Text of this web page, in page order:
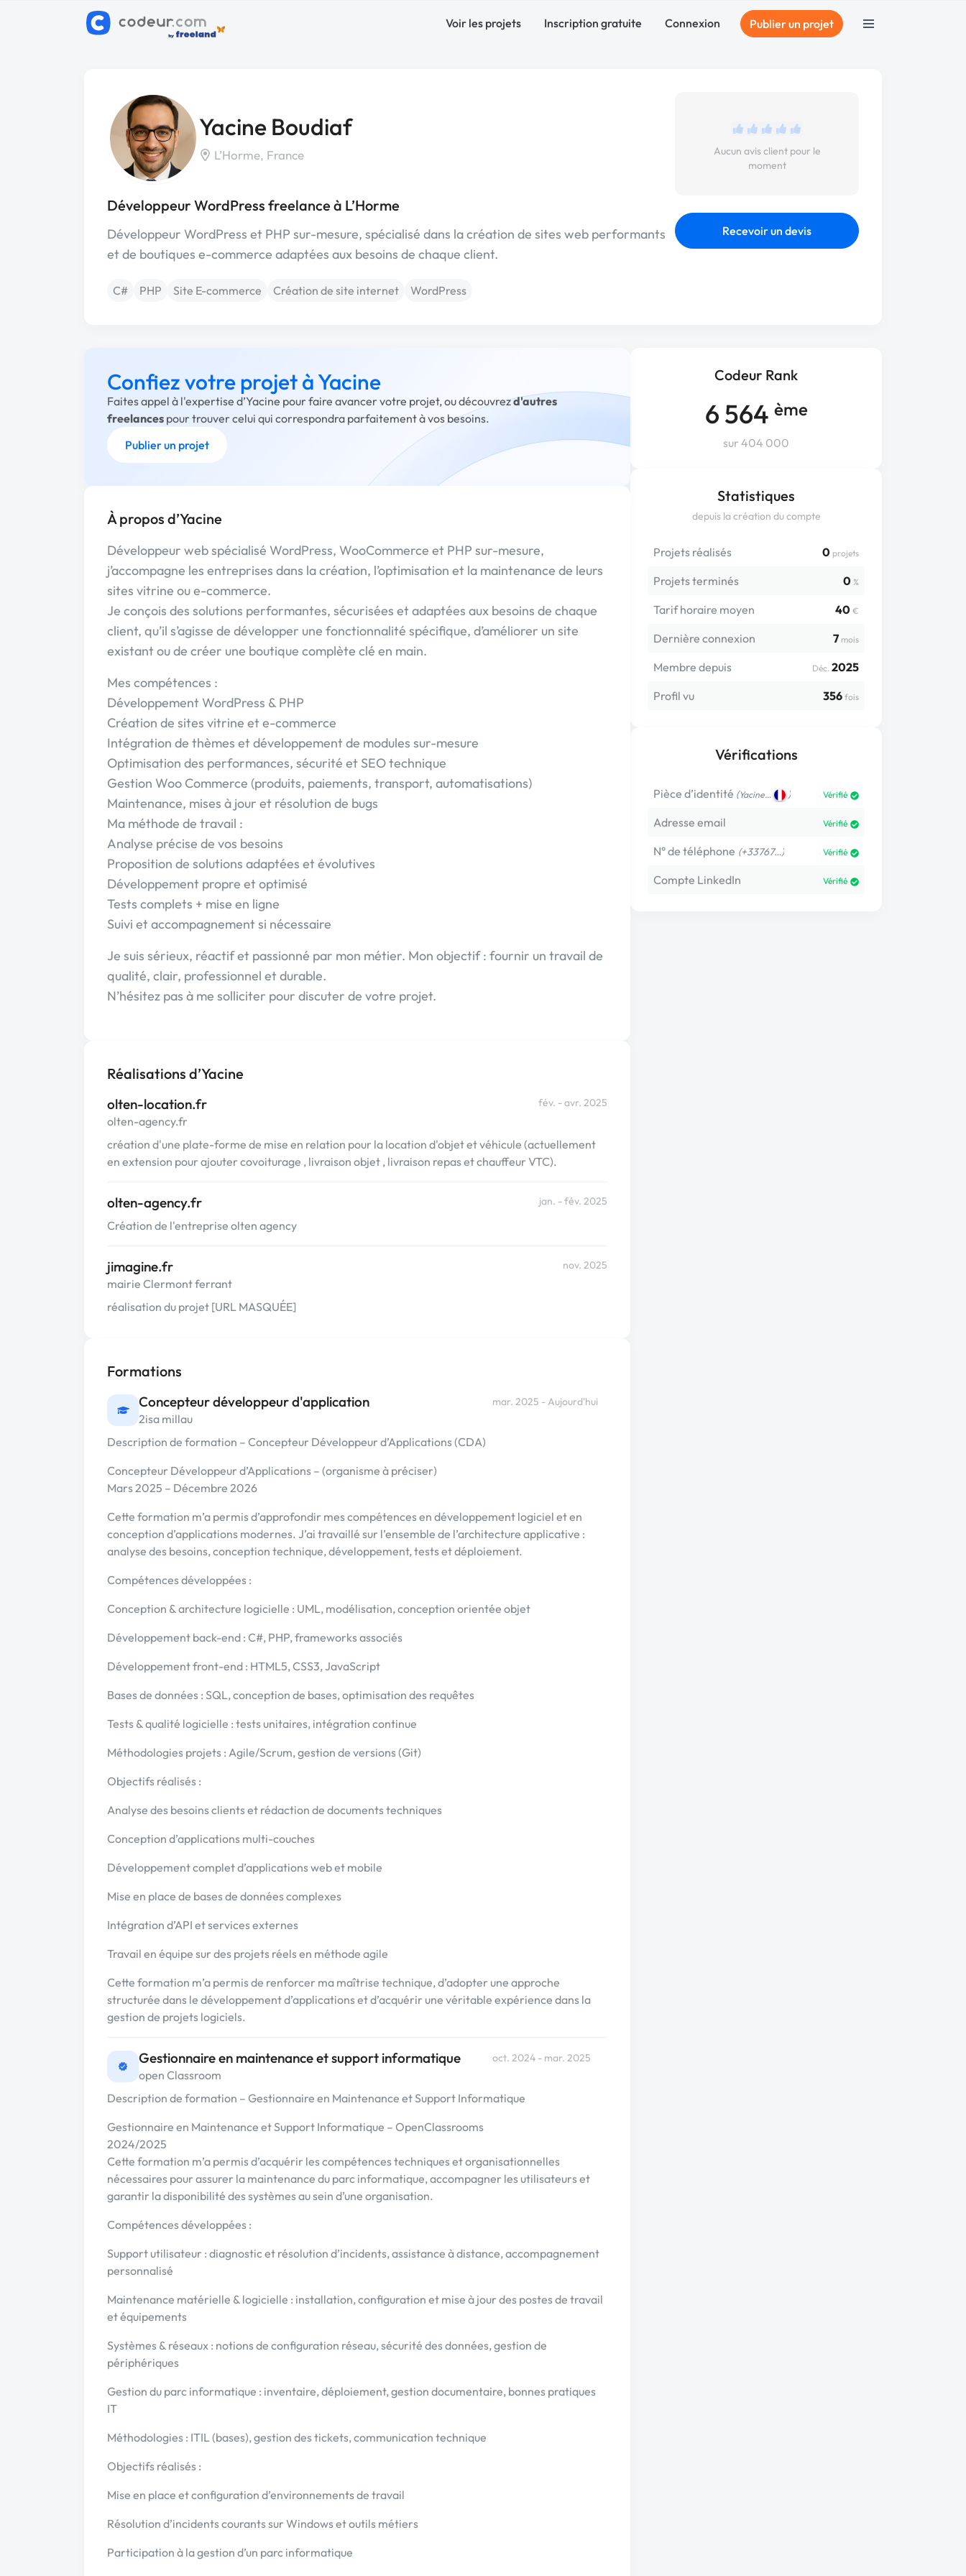
Voir les projets Inscription gratuite Connexion Publier un projet
Yacine Boudiaf
L’Horme, France
Développeur WordPress freelance à L’Horme
Développeur WordPress et PHP sur-mesure, spécialisé dans la création de sites web performants
et de boutiques e-commerce adaptées aux besoins de chaque client.
C# PHP Site E-commerce Création de site internet WordPress
Aucun avis client pour le
moment
Recevoir un devis
Codeur Rank
6 564 ème
sur 404 000
Statistiques
depuis la création du compte
Projets réalisés 0 projets
Projets terminés 0 %
Tarif horaire moyen 40 €
Dernière connexion 7 mois
Membre depuis Déc. 2025
Profil vu
356 fois
Vérifications
Pièce d’identité (Yacine… ) Vérifié
Adresse email Vérifié
N° de téléphone (+33767…) Vérifié
Compte LinkedIn Vérifié
Confiez votre projet à Yacine
Faites appel à l'expertise d’Yacine pour faire avancer votre projet, ou découvrezd'autres
freelances pour trouver celui qui correspondra parfaitement à vos besoins.
Publier un projet
À propos d’Yacine
Développeur web spécialisé WordPress, WooCommerce et PHP sur-mesure,
j’accompagne les entreprises dans la création, l’optimisation et la maintenance de leurs
sites vitrine ou e-commerce.
Je conçois des solutions performantes, sécurisées et adaptées aux besoins de chaque
client, qu’il s’agisse de développer une fonctionnalité spécifique, d’améliorer un site
existant ou de créer une boutique complète clé en main.
Mes compétences :
Développement WordPress & PHP
Création de sites vitrine et e-commerce
Intégration de thèmes et développement de modules sur-mesure
Optimisation des performances, sécurité et SEO technique
Gestion Woo Commerce (produits, paiements, transport, automatisations)
Maintenance, mises à jour et résolution de bugs
Ma méthode de travail :
Analyse précise de vos besoins
Proposition de solutions adaptées et évolutives
Développement propre et optimisé
Tests complets + mise en ligne
Suivi et accompagnement si nécessaire
Je suis sérieux, réactif et passionné par mon métier. Mon objectif : fournir un travail de
qualité, clair, professionnel et durable.
N’hésitez pas à me solliciter pour discuter de votre projet.
Réalisations d’Yacine
olten-location.fr
olten-agency.fr
fév. - avr. 2025
création d'une plate-forme de mise en relation pour la location d'objet et véhicule (actuellement
en extension pour ajouter covoiturage , livraison objet , livraison repas et chauffeur VTC).
olten-agency.fr jan. - fév. 2025
Création de l'entreprise olten agency
jimagine.fr
mairie Clermont ferrant
nov. 2025
réalisation du projet [URL MASQUÉE]
Formations
Concepteur développeur d'application
2isa millau
mar. 2025 - Aujourd'hui
Description de formation – Concepteur Développeur d’Applications (CDA)
Concepteur Développeur d’Applications – (organisme à préciser)
Mars 2025 – Décembre 2026
Cette formation m’a permis d’approfondir mes compétences en développement logiciel et en
conception d’applications modernes. J’ai travaillé sur l’ensemble de l’architecture applicative :
analyse des besoins, conception technique, développement, tests et déploiement.
Compétences développées :
Conception & architecture logicielle : UML, modélisation, conception orientée objet
Développement back-end : C#, PHP, frameworks associés
Développement front-end : HTML5, CSS3, JavaScript
Bases de données : SQL, conception de bases, optimisation des requêtes
Tests & qualité logicielle : tests unitaires, intégration continue
Méthodologies projets : Agile/Scrum, gestion de versions (Git)
Objectifs réalisés :
Analyse des besoins clients et rédaction de documents techniques
Conception d’applications multi-couches
Développement complet d’applications web et mobile
Mise en place de bases de données complexes
Intégration d’API et services externes
Travail en équipe sur des projets réels en méthode agile
Cette formation m’a permis de renforcer ma maîtrise technique, d’adopter une approche
structurée dans le développement d’applications et d’acquérir une véritable expérience dans la
gestion de projets logiciels.
Gestionnaire en maintenance et support informatique
open Classroom
oct. 2024 - mar. 2025
Description de formation – Gestionnaire en Maintenance et Support Informatique
Gestionnaire en Maintenance et Support Informatique – OpenClassrooms
2024/2025
Cette formation m’a permis d’acquérir les compétences techniques et organisationnelles
nécessaires pour assurer la maintenance du parc informatique, accompagner les utilisateurs et
garantir la disponibilité des systèmes au sein d’une organisation.
Compétences développées :
Support utilisateur : diagnostic et résolution d’incidents, assistance à distance, accompagnement
personnalisé
Maintenance matérielle & logicielle : installation, configuration et mise à jour des postes de travail
et équipements
Systèmes & réseaux : notions de configuration réseau, sécurité des données, gestion de
périphériques
Gestion du parc informatique : inventaire, déploiement, gestion documentaire, bonnes pratiques
IT
Méthodologies : ITIL (bases), gestion des tickets, communication technique
Objectifs réalisés :
Mise en place et configuration d’environnements de travail
Résolution d’incidents courants sur Windows et outils métiers
Participation à la gestion d’un parc informatique